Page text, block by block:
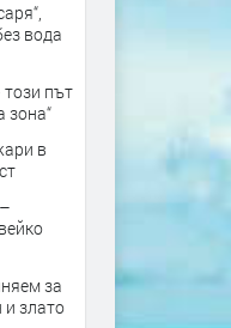
вода
път
зона“
в
за
и злато